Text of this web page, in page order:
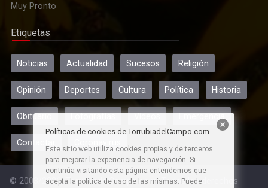
Muy Pronto
Etiquetas
Noticias Actualidad Sucesos Religión
Opinión Deportes Cultura Política Historia
Obituario
Contactar
© 2003/2026, TorrubiadelCampo.com. Todos los derechos
Políticas de cookies de TorrubiadelCampo.com
Este sitio web utiliza cookies propias y de terceros
para mejorar la experiencia de navegación. Si
continúa visitando esta página entendemos que
acepta la política de uso de las mismas. Puede